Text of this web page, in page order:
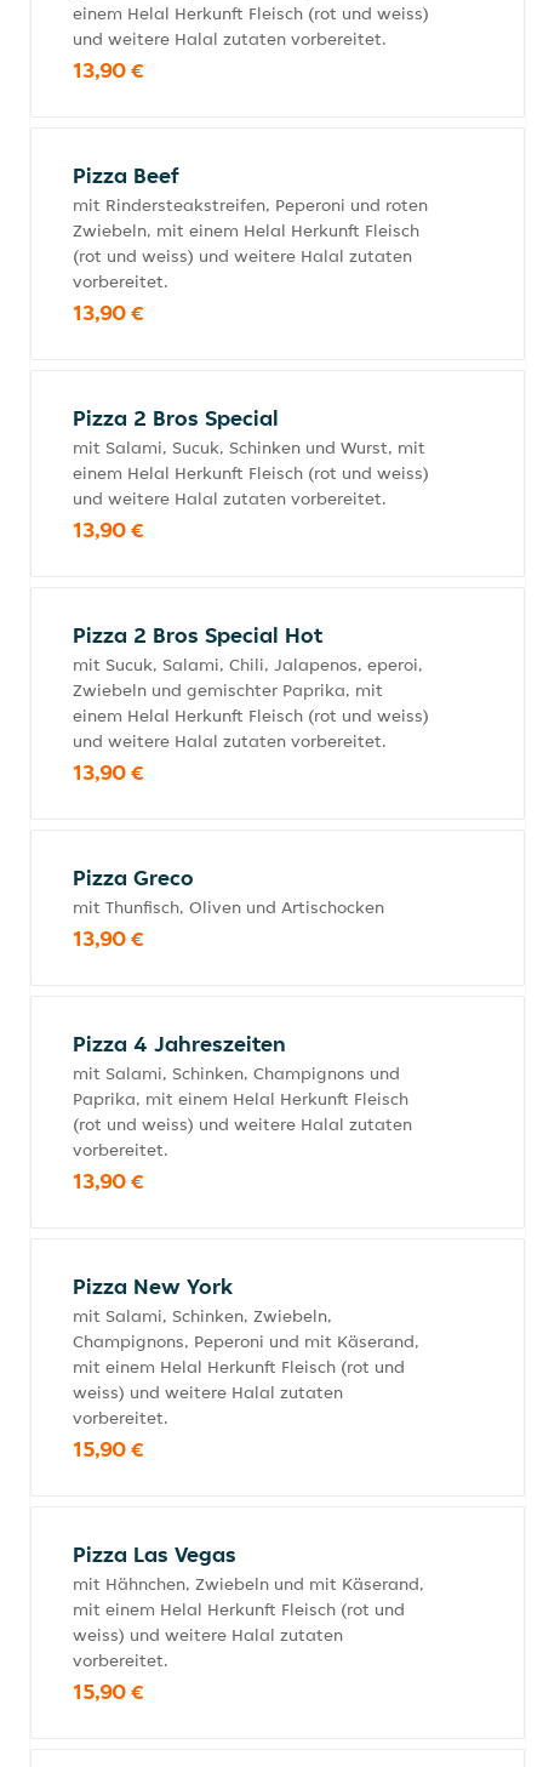
einem Helal Herkunft Fleisch (rot und weiss)
und weitere Halal zutaten vorbereitet.
13,90 €
Pizza Beef
mit Rindersteakstreifen, Peperoni und roten
Zwiebeln, mit einem Helal Herkunft Fleisch
(rot und weiss) und weitere Halal zutaten
vorbereitet.
13,90 €
Pizza 2 Bros Special
mit Salami, Sucuk, Schinken und Wurst, mit
einem Helal Herkunft Fleisch (rot und weiss)
und weitere Halal zutaten vorbereitet.
13,90 €
Pizza 2 Bros Special Hot
mit Sucuk, Salami, Chili, Jalapenos, eperoi,
Zwiebeln und gemischter Paprika, mit
einem Helal Herkunft Fleisch (rot und weiss)
und weitere Halal zutaten vorbereitet.
13,90 €
Pizza Greco
mit Thunfisch, Oliven und Artischocken
13,90 €
Pizza 4 Jahreszeiten
mit Salami, Schinken, Champignons und
Paprika, mit einem Helal Herkunft Fleisch
(rot und weiss) und weitere Halal zutaten
vorbereitet.
13,90 €
Pizza New York
mit Salami, Schinken, Zwiebeln,
Champignons, Peperoni und mit Käserand,
mit einem Helal Herkunft Fleisch (rot und
weiss) und weitere Halal zutaten
vorbereitet.
15,90 €
Pizza Las Vegas
mit Hähnchen, Zwiebeln und mit Käserand,
mit einem Helal Herkunft Fleisch (rot und
weiss) und weitere Halal zutaten
vorbereitet.
15,90 €